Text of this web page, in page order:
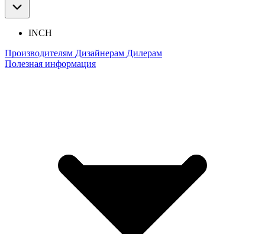
INCH
Производителям Дизайнерам Дилерам
Полезная информация